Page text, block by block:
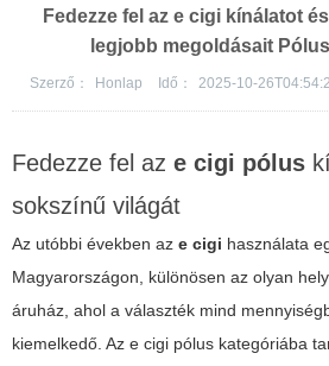
Fedezze fel az e cigi kínálatot
legjobb megoldásait
Szerző： Honlap Idő： 2025-10-
Fedezze fel az e cigi pólus
sokszínű világát
Az utóbbi években az e cigi használata
Magyarországon, különösen az olyan
áruház, ahol a választék mind
kiemelkedő. Az e cigi pólus kategóriába